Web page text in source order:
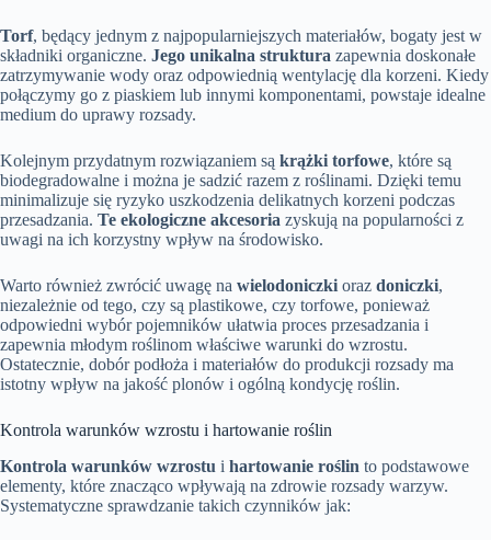
Torf, będący jednym z najpopularniejszych materiałów, bogaty jest w
składniki organiczne. Jego unikalna struktura zapewnia doskonałe
zatrzymywanie wody oraz odpowiednią wentylację dla korzeni. Kiedy
połączymy go z piaskiem lub innymi komponentami, powstaje idealne
medium do uprawy rozsady.
Kolejnym przydatnym rozwiązaniem są krążki torfowe, które są
biodegradowalne i można je sadzić razem z roślinami. Dzięki temu
minimalizuje się ryzyko uszkodzenia delikatnych korzeni podczas
przesadzania. Te ekologiczne akcesoria zyskują na popularności z
uwagi na ich korzystny wpływ na środowisko.
Warto również zwrócić uwagę na wielodoniczki oraz doniczki,
niezależnie od tego, czy są plastikowe, czy torfowe, ponieważ
odpowiedni wybór pojemników ułatwia proces przesadzania i
zapewnia młodym roślinom właściwe warunki do wzrostu.
Ostatecznie, dobór podłoża i materiałów do produkcji rozsady ma
istotny wpływ na jakość plonów i ogólną kondycję roślin.
Kontrola warunków wzrostu i hartowanie roślin
Kontrola warunków wzrostu i hartowanie roślin to podstawowe
elementy, które znacząco wpływają na zdrowie rozsady warzyw.
Systematyczne sprawdzanie takich czynników jak: